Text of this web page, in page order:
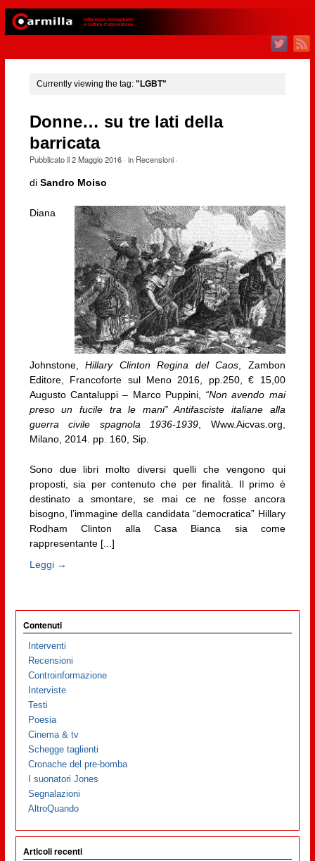
Currently viewing the tag: "LGBT"
Donne… su tre lati della
barricata
Pubblicato il2 Maggio 2016· in Recensioni·
di Sandro Moiso
Diana
Johnstone,Hillary Clinton Regina del Caos , Zambon
Editore, Francoforte sul Meno 2016, pp.250, € 15,00
Augusto Cantaluppi – Marco Puppini, “Non avendo mai
preso un fucile tra le mani” Antifasciste italiane alla
guerra civile spagnola 1936-1939 , Www.Aicvas.org,
Milano, 2014. pp. 160, Sip.
Sono due libri molto diversi quelli che vengono qui
proposti, sia per contenuto che per finalità. Il primo è
destinato a smontare, se mai ce ne fosse ancora
bisogno, l’immagine della candidata “democratica” Hillary
Rodham Clinton alla Casa Bianca sia come
rappresentante [...]
Leggi →
Contenuti
Interventi
Recensioni
Controinformazione
Interviste
Testi
Poesia
Cinema & tv
Schegge taglienti
Cronache del pre-bomba
I suonatori Jones
Segnalazioni
AltroQuando
Articoli recenti